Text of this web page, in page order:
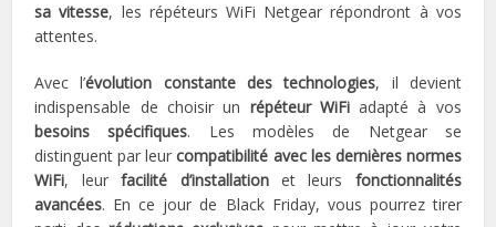
sa vitesse, les répéteurs WiFi Netgear répondront à vos
attentes.
Avec l’évolution constante des technologies, il devient
indispensable de choisir un répéteur WiFiadapté à vos
besoins spécifiques. Les modèles de Netgear se
distinguent par leurcompatibilité avec les dernières normes
WiFi, leurfacilité d’installationet leurs fonctionnalités
avancées. En ce jour de Black Friday, vous pourrez tirer